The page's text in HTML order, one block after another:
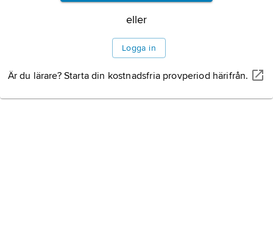
eller
Logga in
Är du lärare? Starta din kostnadsfria provperiod härifrån.